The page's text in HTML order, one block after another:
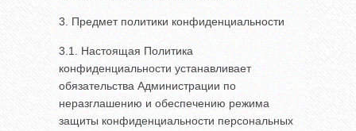
3. Предмет политики конфиденциальности
3.1. Настоящая Политика
конфиденциальности устанавливает
обязательства Администрации по
неразглашению и обеспечению режима
защиты конфиденциальности персональных